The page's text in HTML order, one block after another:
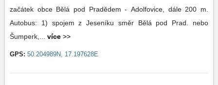
začátek obce Bělá pod Pradědem - Adolfovice, dále 200 m.
Autobus: 1) spojem z Jeseníku směr Bělá pod Prad. nebo
Šumperk,... více >>
GPS: 50.204989N, 17.197628E